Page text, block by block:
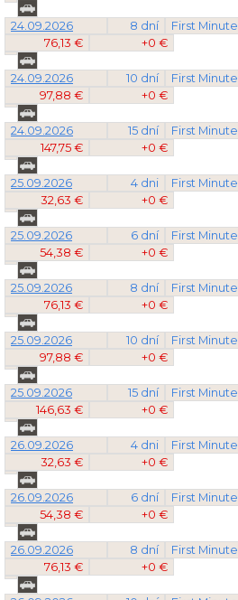
24.09.2026 8 dní
First Minute
76,13 €
+0 €
24.09.2026 10 dní
First Minute
97,88 €
+0 €
24.09.2026 15 dní
First Minute
147,75 €
+0 €
25.09.2026 4 dni
First Minute
32,63 €
+0 €
25.09.2026 6 dní
First Minute
54,38 €
+0 €
25.09.2026 8 dní
First Minute
76,13 €
+0 €
25.09.2026 10 dní
First Minute
97,88 €
+0 €
25.09.2026 15 dní
First Minute
146,63 €
+0 €
26.09.2026 4 dni
First Minute
32,63 €
+0 €
26.09.2026 6 dní
First Minute
54,38 €
+0 €
26.09.2026 8 dní
First Minute
76,13 €
+0 €